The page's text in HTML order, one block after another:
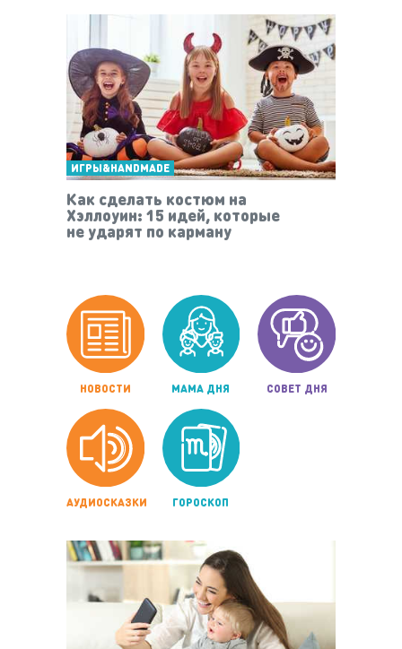
ИГРЫ&HANDMADE
Как сделать костюм на
Хэллоуин: 15 идей, которые
не ударят по карману
НОВОСТИ МАМА ДНЯ СОВЕТ ДНЯ
АУДИОСКАЗКИ ГОРОСКОП